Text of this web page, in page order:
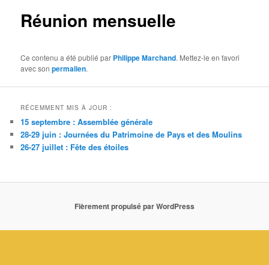
Réunion mensuelle
Ce contenu a été publié par Philippe Marchand. Mettez-le en favori
avec sonpermalien.
RÉCEMMENT MIS À JOUR :
15 septembre : Assemblée générale
28-29 juin : Journées du Patrimoine de Pays et des Moulins
26-27 juillet : Fête des étoiles
Fièrement propulsé par WordPress